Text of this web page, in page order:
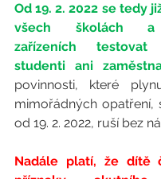
Od 19. 2. 2022 se tedy
všech školách a
zařízeních
studenti ani
povinnosti, které
mimořádných opatření,
od 19. 2. 2022, ruší bez
Nadále platí, že dítě